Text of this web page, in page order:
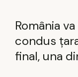
România
condus
final, una